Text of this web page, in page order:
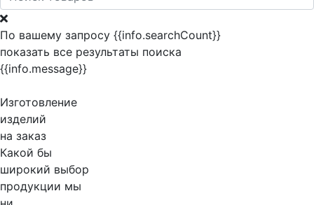
По вашему запросу {{info.searchCount}}
показать все результаты поиска
{{info.message}}
Изготовление
изделий
на заказ
Какой бы
широкий выбор
продукции мы